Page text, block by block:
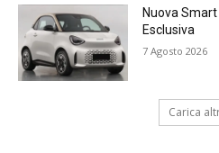
Nuova
Esclusiva
7 Agosto 2026
Carica